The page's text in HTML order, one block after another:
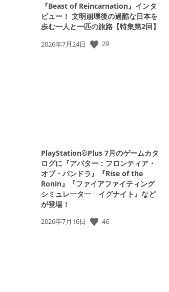
『Beast of Reincarnation』インタ
ビュー！ 文明崩壊後の過酷な日本を
歩む一人と一匹の旅路【特集第2回】
公
2026年7月24日 29
PlayStation®Plus 7月のゲームカタ
ログに『アバター：フロンティア・
オブ・パンドラ』『Rise of the
Ronin』『ファイアファイティング
シミュレ一タ一 イグナイト』など
が登場！
公
2026年7月16日 46